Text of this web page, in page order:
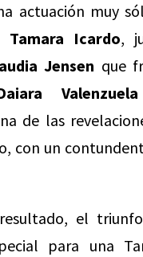
actuación muy
Tamara Icardo,
Jensen que
de las
con un
el
para una